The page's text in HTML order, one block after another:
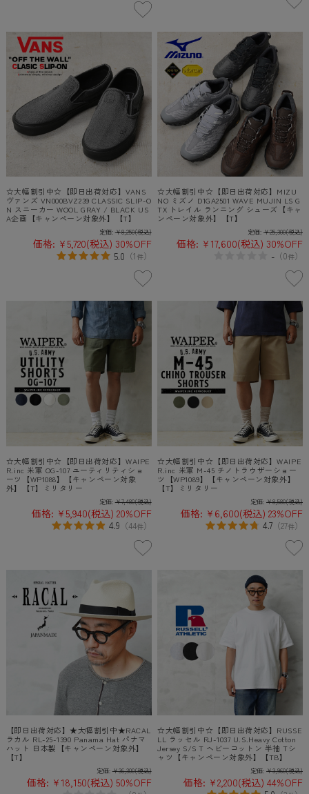
☆大幅割引中☆【即日出荷対応】VANS
ヴァンズ VN000BVZ239 CLASSIC SLIP-O
N スニーカー WOOL GRAY / BLACK US
A企画【キャンペーン対象外】【T】
定価: ¥8,250(税込)
価格: ¥5,720(税込) 30%OFF
5.0 （1件）
☆大幅割引中☆【即日出荷対応】MIZU
NO ミズノ D1GA2501 WAVE MUJIN LS G
TX トレイル ランニング シューズ【キャ
ンペーン対象外】【T】
定価: ¥25,300(税込)
価格: ¥17,600(税込) 30%OFF
- （0件）
☆大幅割引中☆【即日出荷対応】WAIPE
R.inc 米軍 OG-107 ユーティリティショ
ーツ【WP1088】【キャンペーン対象
外】【T】ミリタリー
定価: ¥7,480(税込)
価格: ¥5,940(税込) 20%OFF
4.9 （44件）
☆大幅割引中☆【即日出荷対応】WAIPE
R.inc 米軍 M-45 チノトラウザーショー
ツ【WP1089】【キャンペーン対象外】
【T】ミリタリー
定価: ¥8,580(税込)
価格: ¥6,600(税込) 23%OFF
4.7 （27件）
【即日出荷対応】★大幅割引中★RACAL
ラカル RL-25-1390 Panama Hat パナマ
ハット 日本製【キャンペーン対象外】
【T】
定価: ¥36,300(税込)
価格: ¥18,150(税込) 50%OFF
☆大幅割引中☆【即日出荷対応】RUSSE
LL ラッセル RJ-1037 U.S.Heavy Cotton
Jersey S/S T ヘビーコットン 半袖 Tシ
ャツ【キャンペーン対象外】【TB】
定価: ¥3,960(税込)
価格: ¥2,200(税込) 44%OFF